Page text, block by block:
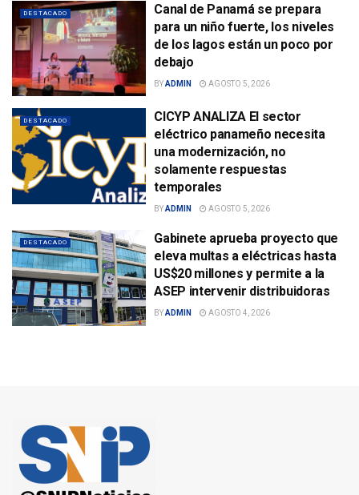
DESTACADO
Canal de Panamá se prepara
para un niño fuerte, los niveles
de los lagos están un poco por
debajo
BYADMIN AGOSTO 5, 2026
DESTACADO
CICYP ANALIZA El sector
eléctrico panameño necesita
una modernización, no
solamente respuestas
temporales
BYADMIN AGOSTO 5, 2026
DESTACADO
Gabinete aprueba proyecto que
eleva multas a eléctricas hasta
US$20 millones y permite a la
ASEP intervenir distribuidoras
BYADMIN AGOSTO 4, 2026